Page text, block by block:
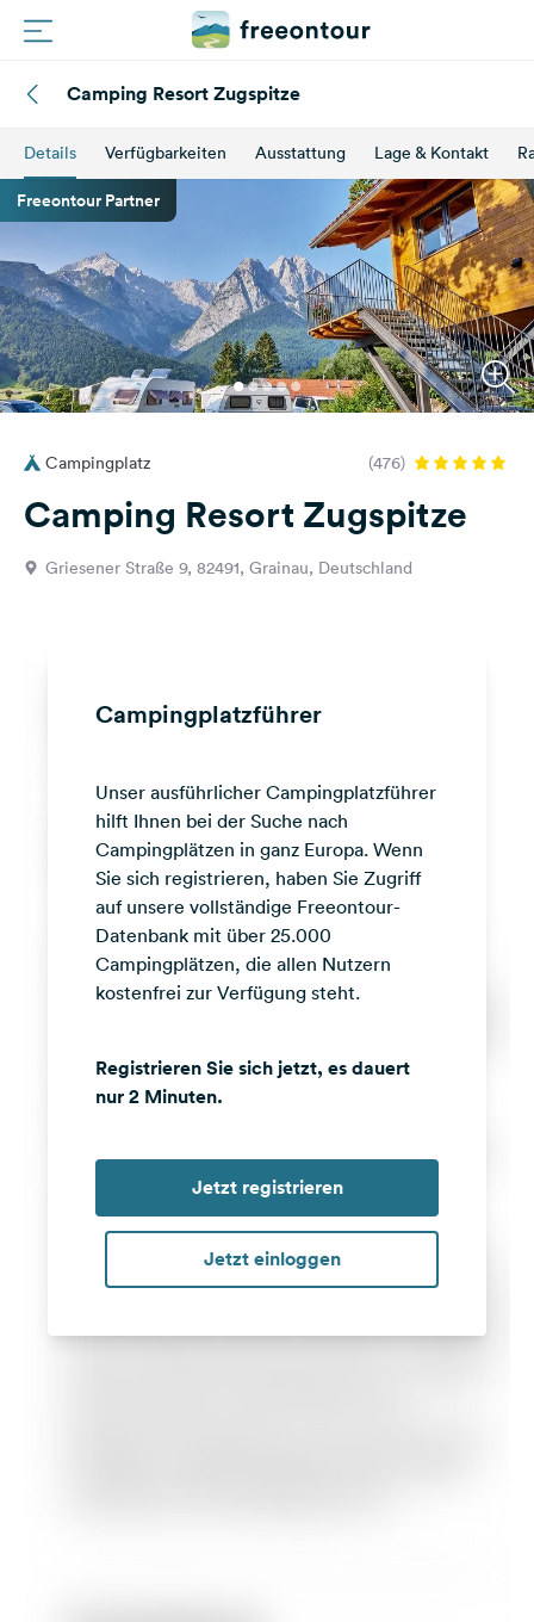
Routen
Plätze
Partner
Registrieren
Einloggen
Fragen &
Feedback
Media
Facebook
Instagram
Camping Resort Zugspitze
Details Verfügbarkeiten Ausstattung Lage & Kontakt
Freeontour Partner
Campingplatz (476)
Camping Resort Zugspitze
Griesener Straße 9, 82491, Grainau, Deutschland
Campingplatzführer
Unser ausführlicher Campingplatzführer
hilft Ihnen bei der Suche nach
Campingplätzen in ganz Europa. Wenn
Sie sich registrieren, haben Sie Zugriff
auf unsere vollständige Freeontour-
Datenbank mit über 25.000
Campingplätzen, die allen Nutzern
kostenfrei zur Verfügung steht.
Registrieren Sie sich jetzt, es dauert
nur 2 Minuten.
Jetzt registrieren
Jetzt einloggen